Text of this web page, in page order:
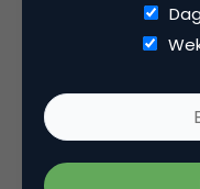
Reeds
TikTok-template
advertentie